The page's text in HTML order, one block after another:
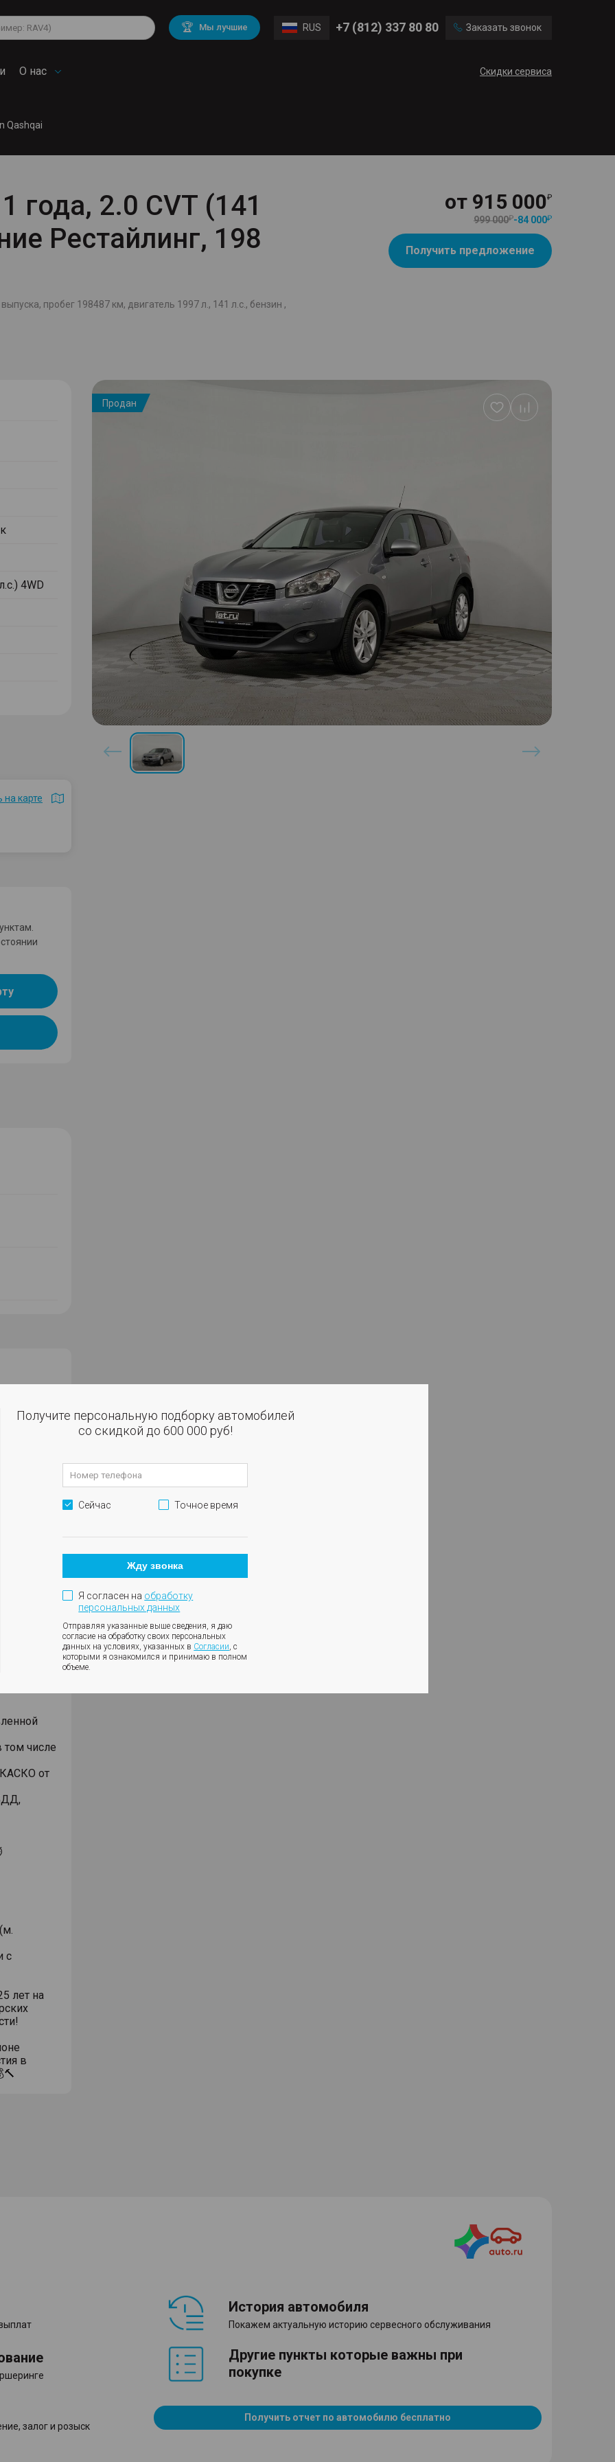
🏆 Мы лучшие RUS +7 (812) 337 80 80 Заказать звонок
О нас Скидки сервиса
Mitsubishi BMW
Chevrolet Mercedes Benz
Qashqai
года, 2.0 CVT (141
Рестайлинг, 198
пробег 198487 км, двигатель 1997 л., 141 л.с., бензин ,
от 915 000
999 000 -84 000
Получить предложение
4WD
на карте
в
за
2-х
числе
от
с
лет на
в
Продан
Добавить
в
залог и розыск
История автомобиля
Покажем актуальную историю сервесного обслуживания
Другие пункты которые важны при
покупке
Получить отчет по автомобилю бесплатно
Получите персональную подборку автомобилей
со скидкой до 600 000 руб!
Сейчас Точное время
Жду звонка
Я согласен на обработку
персональных данных
Отправляя указанные выше сведения, я даю
согласие на обработку своих персональных
данных на условиях, указанных в Согласии, с
которыми я ознакомился и принимаю в полном
объеме.